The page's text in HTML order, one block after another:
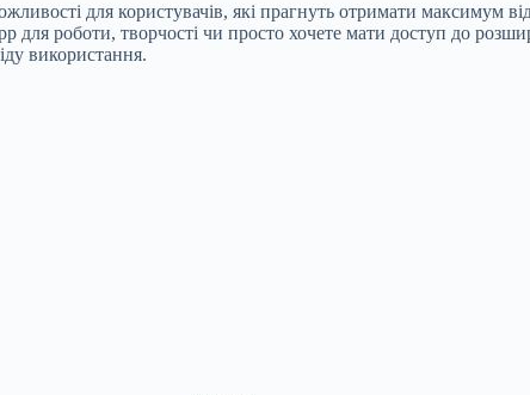
для користувачів, які прагнуть отримати максимум
роботи, творчості чи просто хочете мати доступ до
використання.